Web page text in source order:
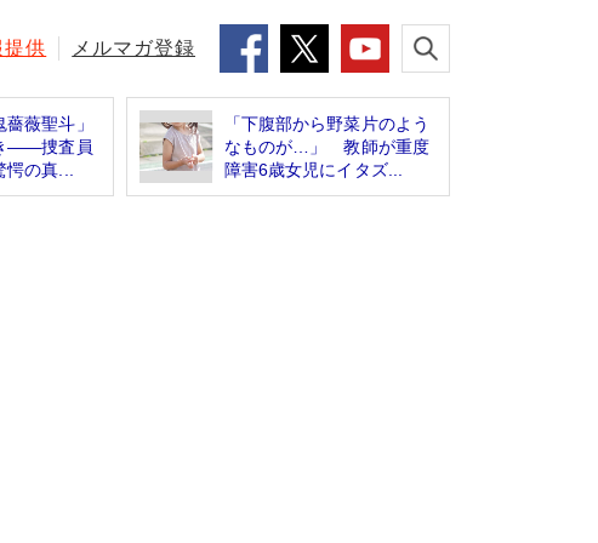
提供 メルマガ登録
薇聖斗」
――捜査員
の真...
「下腹部から野菜片のよう
なものが…」 教師が重度
障害6歳女児にイタズ...